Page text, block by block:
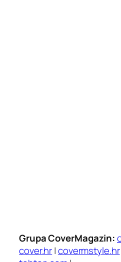
Grupa CoverMagazin:
cover.hr|covermstyle.hr